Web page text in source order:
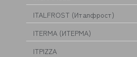
ITALFROST (Италфрост)
ITERMA (ИТЕРМА)
ITPIZZA